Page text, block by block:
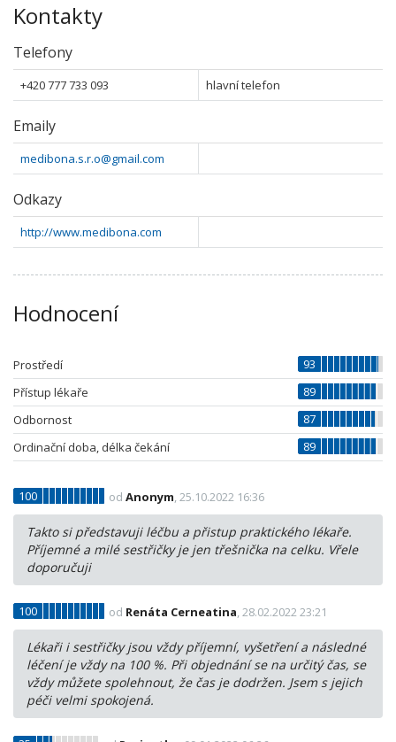
Kontakty
Telefony
+420 777 733 093 hlavní telefon
Emaily
medibona.s.r.o@gmail.com
Odkazy
http://www.medibona.com
Hodnocení
Prostředí
93
Přístup lékaře
89
Odbornost
87
Ordinační doba, délka čekání
89
100 od Anonym, 25.10.2022 16:36
Takto si představuji léčbu a přistup praktického lékaře.
Příjemné a milé sestřičky je jen třešnička na celku. Vřele
doporučuji
100 od Renáta Cerneatina, 28.02.2022 23:21
Lékaři i sestřičky jsou vždy příjemní, vyšetření a následné
léčení je vždy na 100 %. Při objednání se na určitý čas, se
vždy můžete spolehnout, že čas je dodržen. Jsem s jejich
péči velmi spokojená.